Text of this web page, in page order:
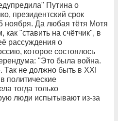
Путина о
президентский срок
ноября. Да любая тётя Мотя
"ставить на счётчик", в
рассуждения о
которое состоялось
"Это была война.
не должно быть в XXI
политические
тогда только
люди испытывают из-за